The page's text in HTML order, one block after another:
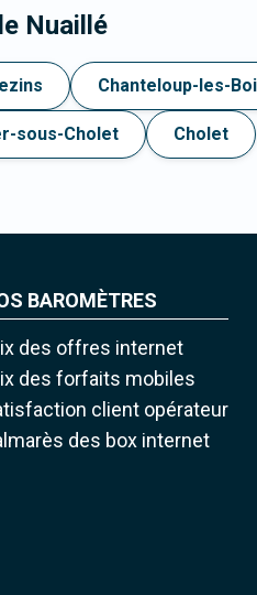
Nuaillé
Chanteloup-les-
sous-Cholet Cholet
BAROMÈTRES
des offres internet
des forfaits mobiles
client opérateur
des box internet